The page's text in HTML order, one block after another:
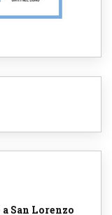
San Lorenzo